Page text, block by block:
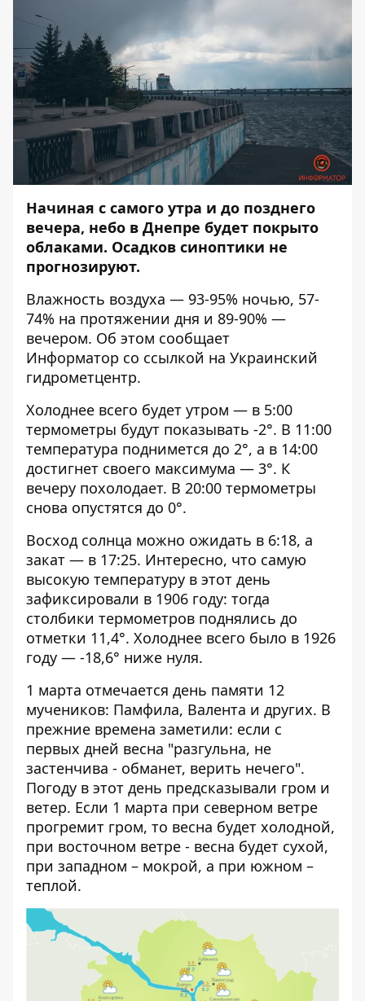
Начиная с самого утра и до позднего
вечера, небо в Днепре будет покрыто
облаками. Осадков синоптики не
прогнозируют.
Влажность воздуха — 93-95% ночью, 57-
74% на протяжении дня и 89-90% —
вечером. Об этом сообщает
Информатор со ссылкой на Украинский
гидрометцентр.
Холоднее всего будет утром — в 5:00
термометры будут показывать -2°. В 11:00
температура поднимется до 2°, а в 14:00
достигнет своего максимума — 3°. К
вечеру похолодает. В 20:00 термометры
снова опустятся до 0°.
Восход солнца можно ожидать в 6:18, а
закат — в 17:25. Интересно, что самую
высокую температуру в этот день
зафиксировали в 1906 году: тогда
столбики термометров поднялись до
отметки 11,4°. Холоднее всего было в 1926
году — -18,6° ниже нуля.
1 марта отмечается день памяти 12
мучеников: Памфила, Валента и других. В
прежние времена заметили: если с
первых дней весна "разгульна, не
застенчива - обманет, верить нечего".
Погоду в этот день предсказывали гром и
ветер. Если 1 марта при северном ветре
прогремит гром, то весна будет холодной,
при восточном ветре - весна будет сухой,
при западном – мокрой, а при южном –
теплой.